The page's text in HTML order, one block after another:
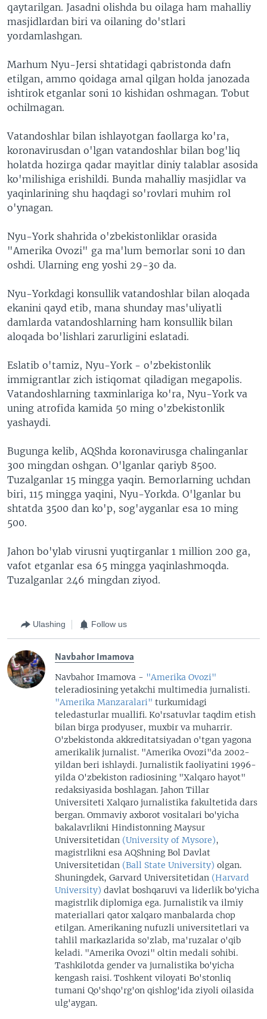
qaytarilgan. Jasadni olishda bu oilaga ham mahalliy
masjidlardan biri va oilaning do'stlari
yordamlashgan.
Marhum Nyu-Jersi shtatidagi qabristonda dafn
etilgan, ammo qoidaga amal qilgan holda janozada
ishtirok etganlar soni 10 kishidan oshmagan. Tobut
ochilmagan.
Vatandoshlar bilan ishlayotgan faollarga ko'ra,
koronavirusdan o'lgan vatandoshlar bilan bog'liq
holatda hozirga qadar mayitlar diniy talablar asosida
ko'milishiga erishildi. Bunda mahalliy masjidlar va
yaqinlarining shu haqdagi so'rovlari muhim rol
o'ynagan.
Nyu-York shahrida o'zbekistonliklar orasida
"Amerika Ovozi" ga ma'lum bemorlar soni 10 dan
oshdi. Ularning eng yoshi 29-30 da.
Nyu-Yorkdagi konsullik vatandoshlar bilan aloqada
ekanini qayd etib, mana shunday mas'uliyatli
damlarda vatandoshlarning ham konsullik bilan
aloqada bo'lishlari zarurligini eslatadi.
Eslatib o'tamiz, Nyu-York - o'zbekistonlik
immigrantlar zich istiqomat qiladigan megapolis.
Vatandoshlarning taxminlariga ko'ra, Nyu-York va
uning atrofida kamida 50 ming o'zbekistonlik
yashaydi.
Bugunga kelib, AQShda koronavirusga chalinganlar
300 mingdan oshgan. O'lganlar qariyb 8500.
Tuzalganlar 15 mingga yaqin. Bemorlarning uchdan
biri, 115 mingga yaqini, Nyu-Yorkda. O'lganlar bu
shtatda 3500 dan ko'p, sog'ayganlar esa 10 ming
500.
Jahon bo'ylab virusni yuqtirganlar 1 million 200 ga,
vafot etganlar esa 65 mingga yaqinlashmoqda.
Tuzalganlar 246 mingdan ziyod.
Ulashing Follow us
Navbahor Imamova
Navbahor Imamova - "Amerika Ovozi"
teleradiosining yetakchi multimedia jurnalisti.
"Amerika Manzaralari" turkumidagi
teledasturlar muallifi. Ko'rsatuvlar taqdim etish
bilan birga prodyuser, muxbir va muharrir.
O'zbekistonda akkreditatsiyadan o'tgan yagona
amerikalik jurnalist. "Amerika Ovozi"da 2002-
yildan beri ishlaydi. Jurnalistik faoliyatini 1996-
yilda O'zbekiston radiosining "Xalqaro hayot"
redaksiyasida boshlagan. Jahon Tillar
Universiteti Xalqaro jurnalistika fakultetida dars
bergan. Ommaviy axborot vositalari bo'yicha
bakalavrlikni Hindistonning Maysur
Universitetidan (University of Mysore),
magistrlikni esa AQShning Bol Davlat
Universitetidan (Ball State University) olgan.
Shuningdek, Garvard Universitetidan (Harvard
University) davlat boshqaruvi va liderlik bo'yicha
magistrlik diplomiga ega. Jurnalistik va ilmiy
materiallari qator xalqaro manbalarda chop
etilgan. Amerikaning nufuzli universitetlari va
tahlil markazlarida so'zlab, ma'ruzalar o'qib
keladi. "Amerika Ovozi" oltin medali sohibi.
Tashkilotda gender va jurnalistika bo'yicha
kengash raisi. Toshkent viloyati Bo'stonliq
tumani Qo'shqo'rg'on qishlog'ida ziyoli oilasida
ulg'aygan.